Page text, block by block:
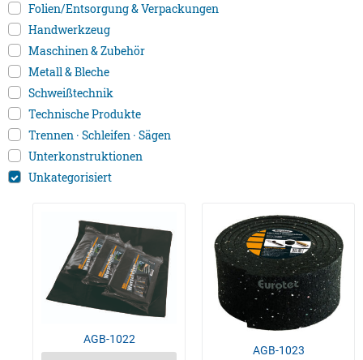
Folien/Entsorgung & Verpackungen
Handwerkzeug
Maschinen & Zubehör
Metall & Bleche
Schweißtechnik
Technische Produkte
Trennen · Schleifen · Sägen
Unterkonstruktionen
Unkategorisiert
AGB-1022
AGB-1023